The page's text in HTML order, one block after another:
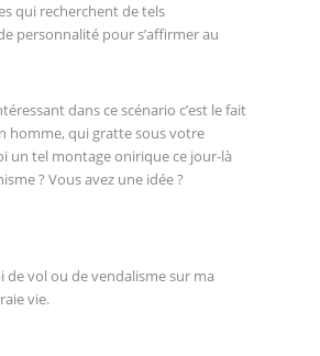
qui recherchent de tels
personnalité pour s’affirmer au
dans ce scénario c’est le fait
homme, qui gratte sous votre
un tel montage onirique ce jour-là
? Vous avez une idée ?
de vol ou de vendalisme sur ma
vie.